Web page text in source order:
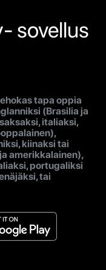
sovellus
tapa oppia
(Brasilia ja
italiaksi,
kiinaksi tai
amerikkalainen),
portugaliksi
tai